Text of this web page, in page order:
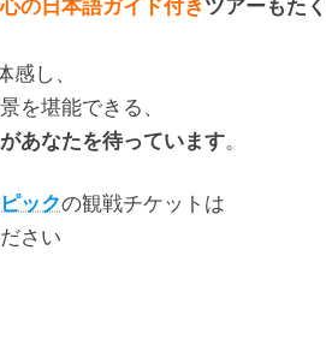
の日本語ガイド付き ツアーもた
感し、
を堪能できる、
あなたを待っています。
ックの観戦チケットは
さい